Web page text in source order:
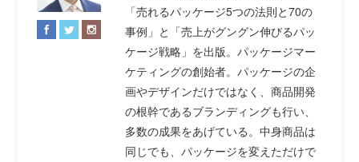
「売れるパッケージ5つの法則と70の
事例」と「売上がグングン伸びるパッ
ケージ戦略」を出版。パッケージマー
ケティングの創始者。パッケージの企
画やデザインだけではなく、商品開発
の根幹であるブランディングも行い、
多数の成果をあげている。中身商品は
同じでも、パッケージを変えただけで